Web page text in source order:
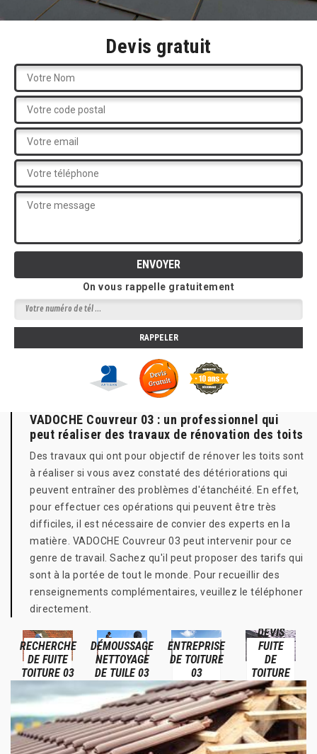
Devis gratuit
On vous rappelle gratuitement
VADOCHE Couvreur 03 : un professionnel qui
peut réaliser des travaux de rénovation des toits
Des travaux qui ont pour objectif de rénover les toits sont
à réaliser si vous avez constaté des détériorations qui
peuvent entraîner des problèmes d'étanchéité. En effet,
pour effectuer ces opérations qui peuvent être très
difficiles, il est nécessaire de convier des experts en la
matière. VADOCHE Couvreur 03 peut intervenir pour ce
genre de travail. Sachez qu'il peut proposer des tarifs qui
sont à la portée de tout le monde. Pour recueillir des
renseignements complémentaires, veuillez le téléphoner
directement.
RECHERCHE
DE FUITE
TOITURE 03
DÉMOUSSAGE
NETTOYAGE
DE TUILE 03
ENTREPRISE
DE TOITURE
03
DEVIS
FUITE
DE
TOITURE
03